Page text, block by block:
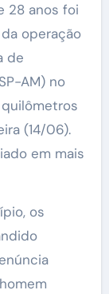
28 anos foi
operação
de
AM) no
(14/06).
em mais
os